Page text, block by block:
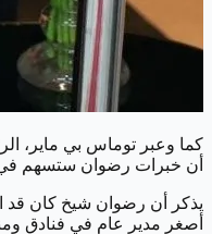
كما وعبر توماس بي ماير،
أن خبرات رضوان ستسهم في
يذكر أن رضوان شيخ كان قد
أصغر مدير عام في فنادق